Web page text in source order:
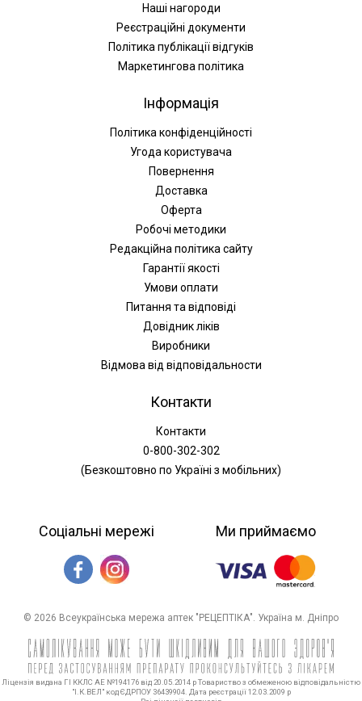
Наші нагороди
Реєстраційні документи
Політика публікації відгуків
Маркетингова політика
Інформація
Політика конфіденційності
Угода користувача
Повернення
Доставка
Оферта
Робочі методики
Редакційна політика сайту
Гарантії якості
Умови оплати
Питання та відповіді
Довідник ліків
Виробники
Відмова від відповідальности
Контакти
Контакти
0-800-302-302
(Безкоштовно по Україні з мобільних)
Соціальні мережі Ми приймаємо
© 2026 Всеукраїнська мережа аптек "РЕЦЕПТІКА". Україна м. Дніпро
Ліцензія видана ГІ ККЛС АЕ №194176 від 20.05.2014 р Товариство з обмеженою відповідальністю
"І.К.ВЕЛ" код ЄДРПОУ 36439904. Дата реєстрації 12.03.2009 р